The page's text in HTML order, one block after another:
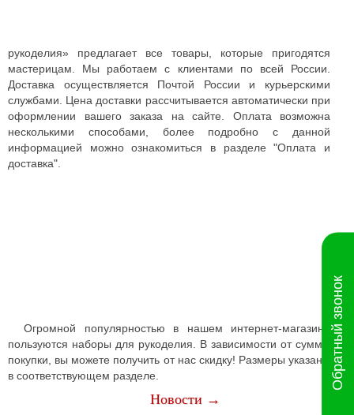
рукоделия» предлагает все товары, которые пригодятся
мастерицам. Мы работаем с клиентами по всей России.
Доставка осуществляется Почтой России и курьерскими
службами. Цена доставки рассчитывается автоматически при
оформлении вашего заказа на сайте. Оплата возможна
несколькими способами, более подробно с данной
информацией можно ознакомиться в разделе "Оплата и
доставка".
Огромной популярностью в нашем интернет-магазине
пользуются наборы для рукоделия. В зависимости от суммы
покупки, вы можете получить от нас скидку! Размеры указаны
в соответствующем разделе.
Новости →
Обратный звонок